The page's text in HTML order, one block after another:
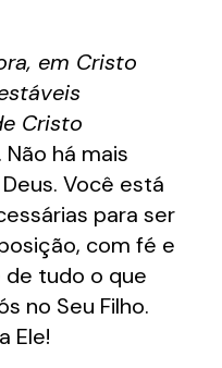
em Cristo
Cristo
Não há mais
Você está
para ser
com fé e
de tudo o que
no Seu Filho.
Ele!